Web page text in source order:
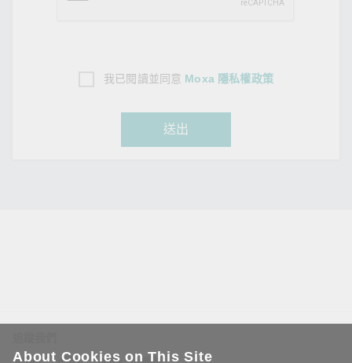
我已閱讀並同意 Moxa 隱私權政策
送出
About Cookies on This Site